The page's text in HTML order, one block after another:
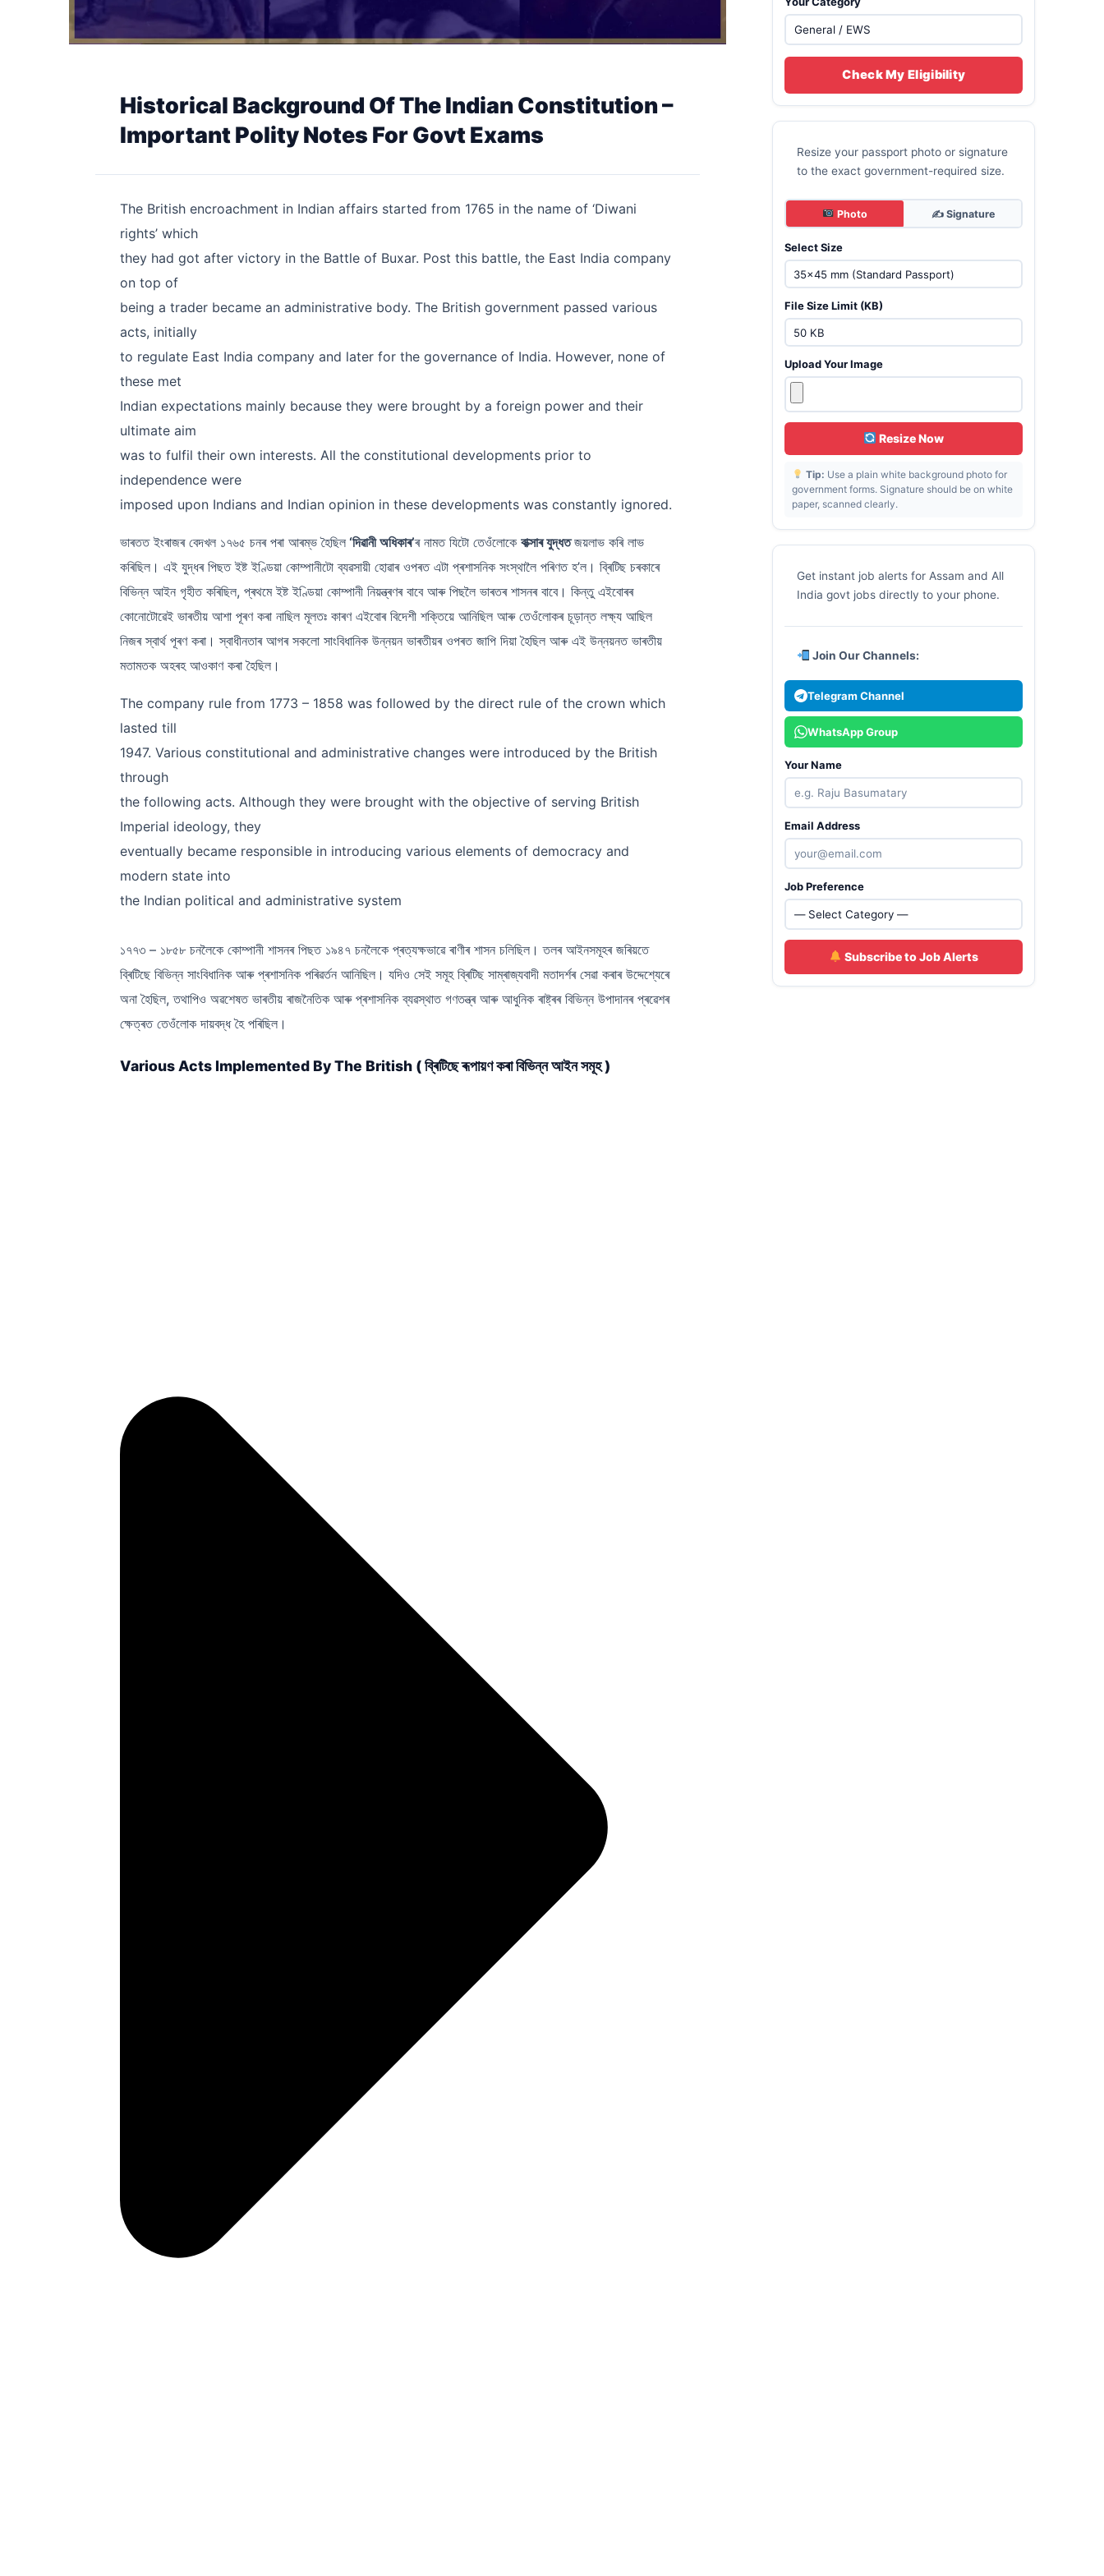
Historical Background Of The Indian Constitution –
Important Polity Notes For Govt Exams
The British encroachment in Indian affairs started from 1765 in the name of ‘Diwani
rights’ which
they had got after victory in the Battle of Buxar. Post this battle, the East India company
on top of
being a trader became an administrative body. The British government passed various
acts, initially
to regulate East India company and later for the governance of India. However, none of
these met
Indian expectations mainly because they were brought by a foreign power and their
ultimate aim
was to fulfil their own interests. All the constitutional developments prior to
independence were
imposed upon Indians and Indian opinion in these developments was constantly ignored.
ভাৰতত ইংৰাজৰ বেদখল ১৭৬৫ চনৰ পৰা আৰম্ভ হৈছিল‘দিৱানী অধিকাৰ’ৰ নামত যিটো তেওঁলোকে বাক্সাৰ যুদ্ধতজয়লাভ কৰি লাভ
কৰিছিল। এই যুদ্ধৰ পিছত ইষ্ট ইণ্ডিয়া কোম্পানীটো ব্যৱসায়ী হোৱাৰ ওপৰত এটা প্ৰশাসনিক সংস্থালৈ পৰিণত হ’ল। ব্ৰিটিছ চৰকাৰে
বিভিন্ন আইন গৃহীত কৰিছিল, প্ৰথমে ইষ্ট ইণ্ডিয়া কোম্পানী নিয়ন্ত্ৰণৰ বাবে আৰু পিছলৈ ভাৰতৰ শাসনৰ বাবে। কিন্তু এইবোৰৰ
কোনোটোৱেই ভাৰতীয় আশা পূৰণ কৰা নাছিল মূলতঃ কাৰণ এইবোৰ বিদেশী শক্তিয়ে আনিছিল আৰু তেওঁলোকৰ চূড়ান্ত লক্ষ্য আছিল
নিজৰ স্বাৰ্থ পূৰণ কৰা। স্বাধীনতাৰ আগৰ সকলো সাংবিধানিক উন্নয়ন ভাৰতীয়ৰ ওপৰত জাপি দিয়া হৈছিল আৰু এই উন্নয়নত ভাৰতীয়
মতামতক অহৰহ আওকাণ কৰা হৈছিল।
The company rule from 1773 – 1858 was followed by the direct rule of the crown which
lasted till
1947. Various constitutional and administrative changes were introduced by the British
through
the following acts. Although they were brought with the objective of serving British
Imperial ideology, they
eventually became responsible in introducing various elements of democracy and
modern state into
the Indian political and administrative system
১৭৭৩ – ১৮৫৮ চনলৈকে কোম্পানী শাসনৰ পিছত ১৯৪৭ চনলৈকে প্ৰত্যক্ষভাৱে ৰাণীৰ শাসন চলিছিল। তলৰ আইনসমূহৰ জৰিয়তে
ব্ৰিটিছে বিভিন্ন সাংবিধানিক আৰু প্ৰশাসনিক পৰিৱৰ্তন আনিছিল। যদিও সেই সমূহ ব্ৰিটিছ সাম্ৰাজ্যবাদী মতাদৰ্শৰ সেৱা কৰাৰ উদ্দেশ্যেৰে
অনা হৈছিল, তথাপিও অৱশেষত ভাৰতীয় ৰাজনৈতিক আৰু প্ৰশাসনিক ব্যৱস্থাত গণতন্ত্ৰ আৰু আধুনিক ৰাষ্ট্ৰৰ বিভিন্ন উপাদানৰ প্ৰৱেশৰ
ক্ষেত্ৰত তেওঁলোক দায়বদ্ধ হৈ পৰিছিল।
Various Acts Implemented By The British ( ব্ৰিটিছে ৰূপায়ণ কৰা বিভিন্ন আইন সমূহ )
Check My Eligibility
Resize your passport photo or signature
to the exact government-required size.
Photo ✍️ Signature
Select Size
File Size Limit (KB)
Upload Your Image
Resize Now
Tip: Use a plain white background photo for
government forms. Signature should be on white
paper, scanned clearly.
Get instant job alerts for Assam and All
India govt jobs directly to your phone.
Join Our Channels:
Telegram Channel
WhatsApp Group
Your Name
Email Address
Job Preference
Subscribe to Job Alerts